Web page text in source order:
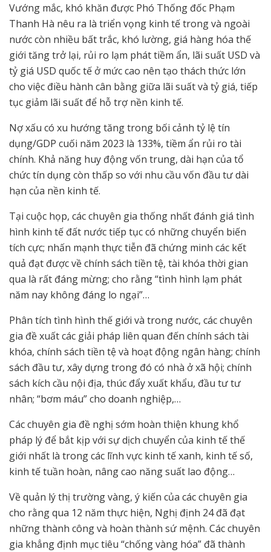
Vướng mắc, khó khăn được Phó Thống đốc Phạm
Thanh Hà nêu ra là triển vọng kinh tế trong và ngoài
nước còn nhiều bất trắc, khó lường, giá hàng hóa thế
giới tăng trở lại, rủi ro lạm phát tiềm ẩn, lãi suất USD và
tỷ giá USD quốc tế ở mức cao nên tạo thách thức lớn
cho việc điều hành cân bằng giữa lãi suất và tỷ giá, tiếp
tục giảm lãi suất để hỗ trợ nền kinh tế.
Nợ xấu có xu hướng tăng trong bối cảnh tỷ lệ tín
dụng/GDP cuối năm 2023 là 133%, tiềm ẩn rủi ro tài
chính. Khả năng huy động vốn trung, dài hạn của tổ
chức tín dụng còn thấp so với nhu cầu vốn đầu tư dài
hạn của nền kinh tế.
Tại cuộc họp, các chuyên gia thống nhất đánh giá tình
hình kinh tế đất nước tiếp tục có những chuyển biến
tích cực; nhấn mạnh thực tiễn đã chứng minh các kết
quả đạt được về chính sách tiền tệ, tài khóa thời gian
qua là rất đáng mừng; cho rằng “tình hình lạm phát
năm nay không đáng lo ngại”…
Phân tích tình hình thế giới và trong nước, các chuyên
gia đề xuất các giải pháp liên quan đến chính sách tài
khóa, chính sách tiền tệ và hoạt động ngân hàng; chính
sách đầu tư, xây dựng trong đó có nhà ở xã hội; chính
sách kích cầu nội địa, thúc đẩy xuất khẩu, đầu tư tư
nhân; “bơm máu” cho doanh nghiệp,…
Các chuyên gia đề nghị sớm hoàn thiện khung khổ
pháp lý để bắt kịp với sự dịch chuyển của kinh tế thế
giới nhất là trong các lĩnh vực kinh tế xanh, kinh tế số,
kinh tế tuần hoàn, nâng cao năng suất lao động…
Về quản lý thị trường vàng, ý kiến của các chuyên gia
cho rằng qua 12 năm thực hiện, Nghị định 24 đã đạt
những thành công và hoàn thành sứ mệnh. Các chuyên
gia khẳng định mục tiêu “chống vàng hóa” đã thành